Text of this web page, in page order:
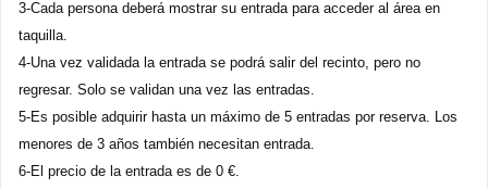
3-Cada persona deberá mostrar su entrada para acceder al área en
taquilla.
4-Una vez validada la entrada se podrá salir del recinto, pero no
regresar. Solo se validan una vez las entradas.
5-Es posible adquirir hasta un máximo de 5 entradas por reserva. Los
menores de 3 años también necesitan entrada.
6-El precio de la entrada es de 0 €.